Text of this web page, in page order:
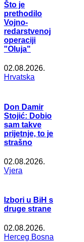
Što je
prethodilo
Vojno-
redarstvenoj
operaciji
"Oluja"
02.08.2026.
Hrvatska
Don Damir
Stojić: Dobio
sam takve
prijetnje, to je
strašno
02.08.2026.
Vjera
Izbori u BiH s
druge strane
02.08.2026.
Herceg Bosna